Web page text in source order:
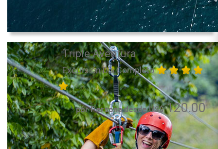
Triple Aventura
Excursión Día Completo
por Persona desde US$120.00